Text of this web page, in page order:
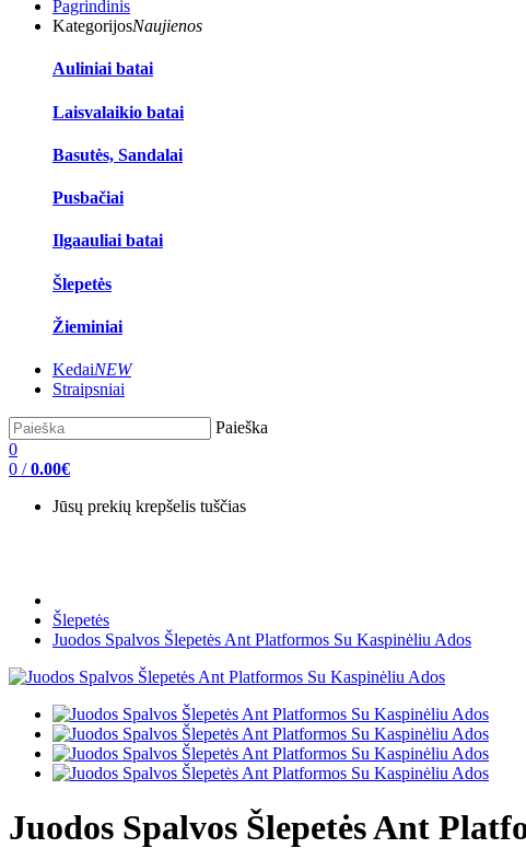
Pagrindinis
KategorijosNaujienos
Auliniai batai
Laisvalaikio batai
Basutės, Sandalai
Pusbačiai
Ilgaauliai batai
Šlepetės
Žieminiai
KedaiNEW
Straipsniai
Paieška
0
0 / 0.00€
Jūsų prekių krepšelis tuščias
Šlepetės
Juodos Spalvos Šlepetės Ant Platformos Su Kaspinėliu Ados
Juodos Spalvos Šlepetės Ant